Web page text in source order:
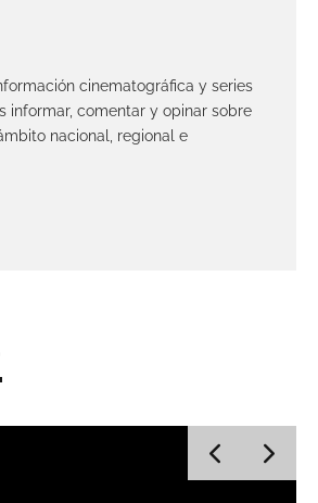
cinematográfica y series
informar, comentar y opinar sobre
nacional, regional e